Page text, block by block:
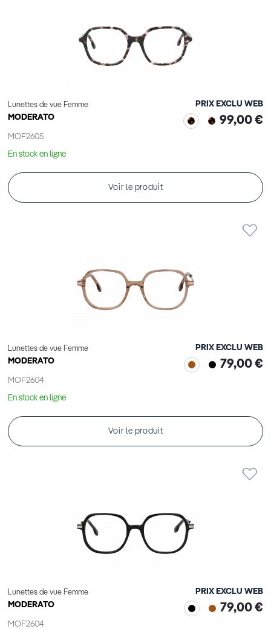
Lunettes de vue Femme
MODERATO
MOF2605
PRIX EXCLU WEB
99,00 €
En stock en ligne
Voir le produit
Lunettes de vue Femme
MODERATO
MOF2604
PRIX EXCLU WEB
79,00 €
En stock en ligne
Voir le produit
Lunettes de vue Femme
MODERATO
MOF2604
PRIX EXCLU WEB
79,00 €